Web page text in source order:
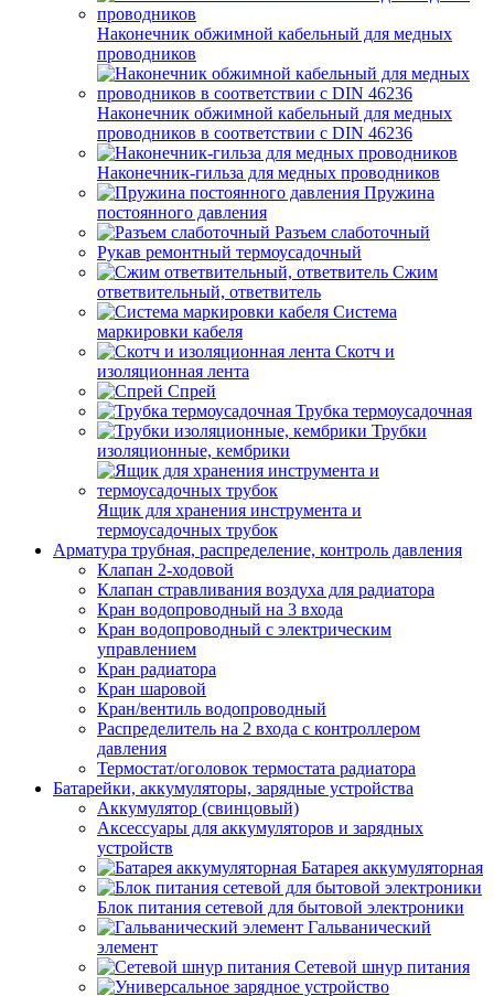
Наконечник обжимной кабельный для медных
проводников
Наконечник обжимной кабельный для медных
проводников в соответствии с DIN 46236
Наконечник-гильза для медных проводников
Пружина
постоянного давления
Разъем слаботочный
Рукав ремонтный термоусадочный
Сжим
ответвительный, ответвитель
Система
маркировки кабеля
Скотч и
изоляционная лента
Спрей
Трубка термоусадочная
Трубки
изоляционные, кембрики
Ящик для хранения инструмента и
термоусадочных трубок
Арматура трубная, распределение, контроль давления
Клапан 2-ходовой
Клапан стравливания воздуха для радиатора
Кран водопроводный на 3 входа
Кран водопроводный с электрическим
управлением
Кран радиатора
Кран шаровой
Кран/вентиль водопроводный
Распределитель на 2 входа с контроллером
давления
Термостат/оголовок термостата радиатора
Батарейки, аккумуляторы, зарядные устройства
Аккумулятор (свинцовый)
Аксессуары для аккумуляторов и зарядных
устройств
Батарея аккумуляторная
Блок питания сетевой для бытовой электроники
Гальванический
элемент
Сетевой шнур питания